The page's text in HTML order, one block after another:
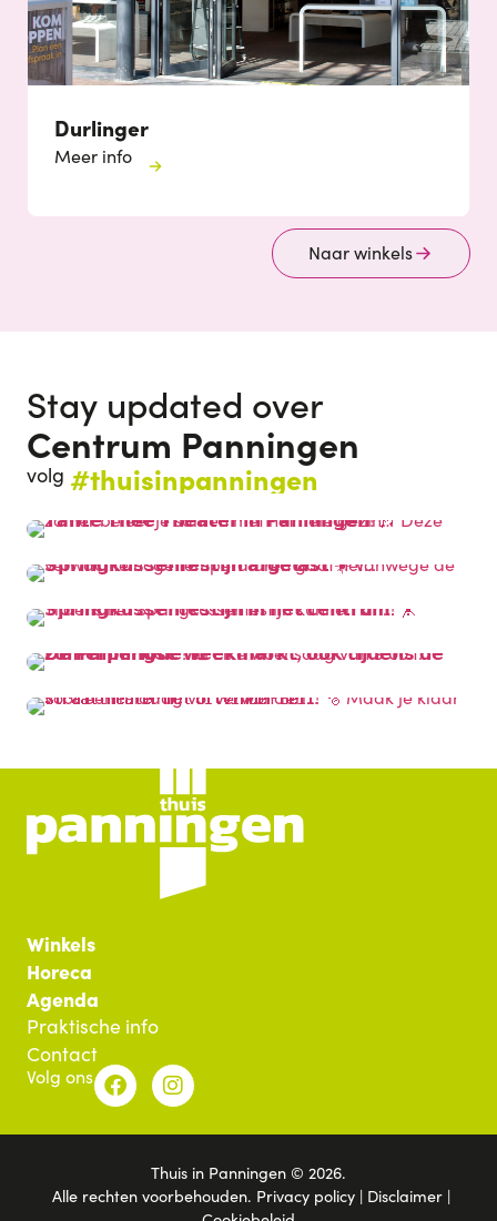
Durlinger
Meer info
Naar winkels
Stay updated over
Centrum Panningen
volg #thuisinpanningen
Winkels
Horeca
Agenda
Praktische info
Contact
Volg ons
Thuis in Panningen © 2026.
Alle rechten voorbehouden. Privacy policy| Disclaimer|